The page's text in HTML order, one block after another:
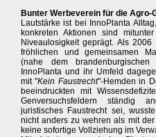
Bunter Werbeverein für die Agro-
Lautstärke ist bei InnoPlanta
konkreten Aktionen sind
Niveaulosigkeit geprägt. Als
fröhlichen und gemeinsamen
(nahe dem brandenburgischen
InnoPlanta und ihr Umfeld
mit "Kein Faustrecht"-Hemden in
beeindruckten mit
Genversuchsfeldern ständig
juristisches Faustrecht sei,
nicht anders zu wehren als mit
keine sofortige Vollziehung im